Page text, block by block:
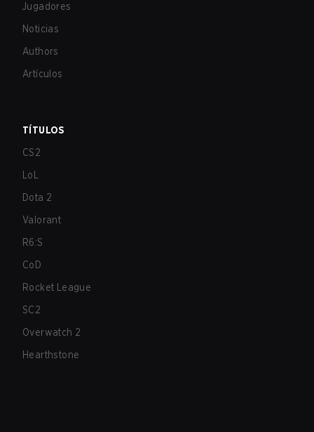
Jugadores
Noticias
Authors
Artículos
TÍTULOS
CS2
LoL
Dota 2
Valorant
R6:S
CoD
Rocket League
SC2
Overwatch 2
Hearthstone